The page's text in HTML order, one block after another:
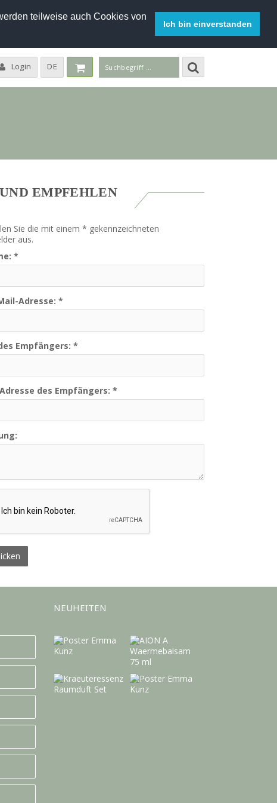
teilweise auch Cookies von
Ich bin einverstanden
DE
Login
EMPFEHLEN
Sie die mit einem * gekennzeichneten
aus.
*
Adresse:*
Empfängers:*
des Empfängers:*
NEUHEITEN